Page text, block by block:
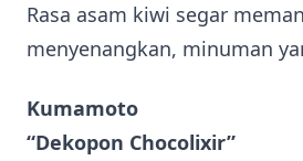
Rasa asam kiwi segar
menyenangkan, minuman
Kumamoto
“Dekopon Chocolixir”